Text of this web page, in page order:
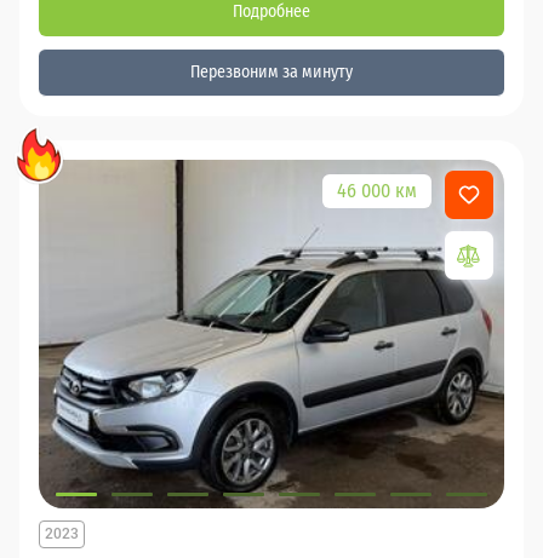
Подробнее
Перезвоним за минуту
46 000 км
2023